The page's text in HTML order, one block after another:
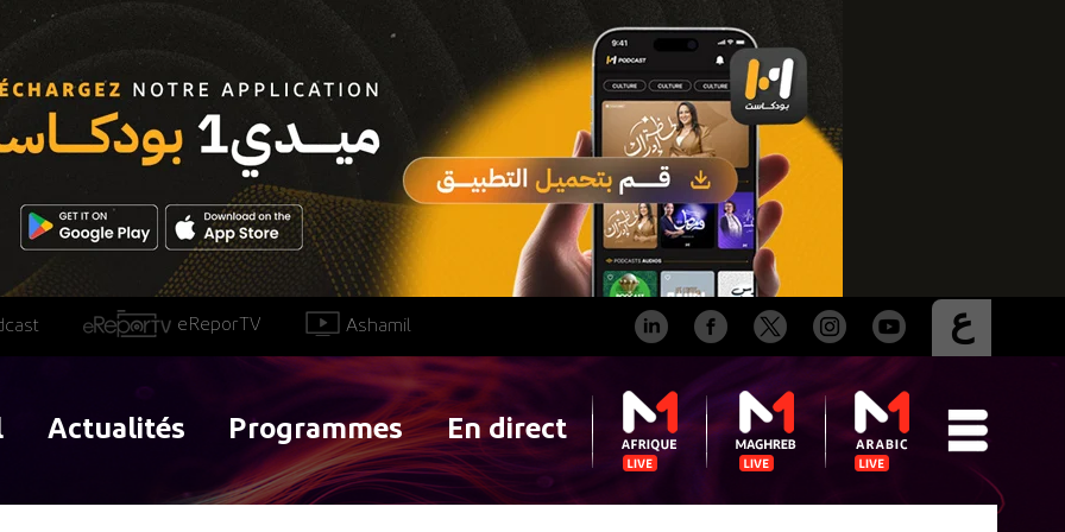
ع Ashamil
eReporTV
En direct
Programmes
Actualités